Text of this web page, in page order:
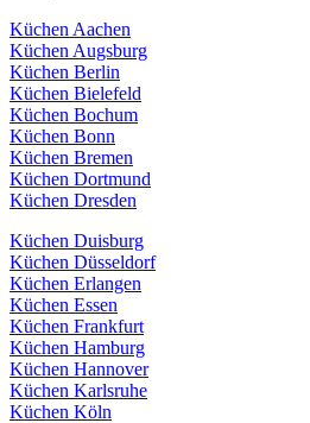
Küchen Aachen
Küchen Augsburg
Küchen Berlin
Küchen Bielefeld
Küchen Bochum
Küchen Bonn
Küchen Bremen
Küchen Dortmund
Küchen Dresden
Küchen Duisburg
Küchen Düsseldorf
Küchen Erlangen
Küchen Essen
Küchen Frankfurt
Küchen Hamburg
Küchen Hannover
Küchen Karlsruhe
Küchen Köln